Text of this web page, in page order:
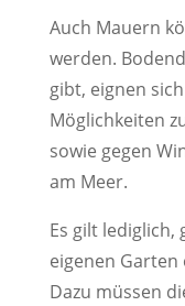
Auch Mauern
werden.
gibt, eignen
Möglichkeiten
sowie gegen
am Meer.
Es gilt lediglich,
eigenen
Dazu müssen